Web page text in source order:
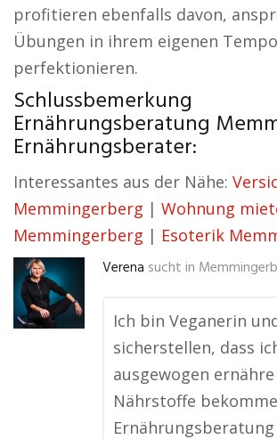
profitieren ebenfalls davon,
Übungen in ihrem eigenen
perfektionieren.
Schlussbemerkung
Ernährungsberatung
Ernährungsberater:
Interessantes aus der Nähe:
Memmingerberg | Wohnung
Memmingerberg | Esoterik
Verena sucht in
Ich bin Veganerin
sicherstellen, dass
ausgewogen
Nährstoffe